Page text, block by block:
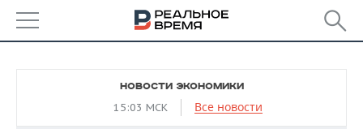
НОВОСТИ ЭКОНОМИКИ
15:03 МСК Все новости